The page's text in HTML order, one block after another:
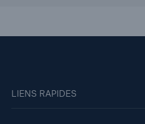
LIENS RAPIDES